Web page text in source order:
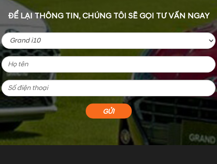
ĐỂ LẠI THÔNG TIN, CHÚNG TÔI SẼ GỌI TƯ VẤN NGAY